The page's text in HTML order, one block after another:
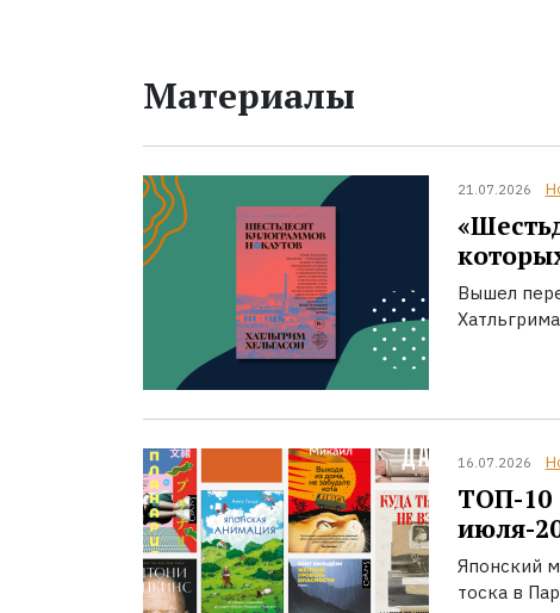
Материалы
21.07.2026
Вышел
16.07.2026
ТОП-10
июля-
Японский
тоска в